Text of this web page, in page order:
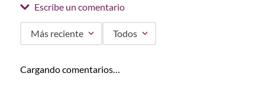
Escribe un comentario
Más reciente Todos
Cargando comentarios…